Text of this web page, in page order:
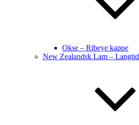
Okse – Ribeye kappe
New Zealandsk Lam –